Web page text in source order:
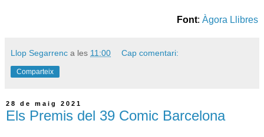
Font: Àgora Llibres
Llop Segarrenc a les 11:00 Cap comentari:
Comparteix
28 de maig 2021
Els Premis del 39 Comic Barcelona